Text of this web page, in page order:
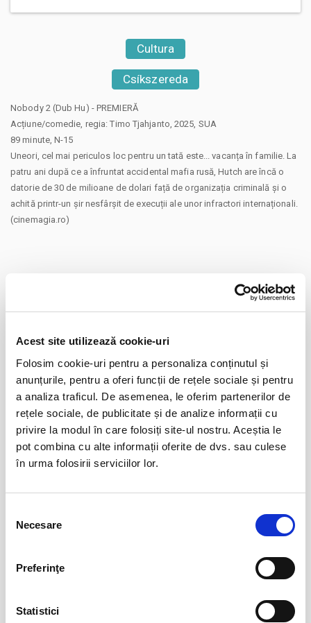
Acest site utilizează cookie-uri
Folosim cookie-uri pentru a personaliza conținutul și
anunțurile, pentru a oferi funcții de rețele sociale și pentru
a analiza traficul. De asemenea, le oferim partenerilor de
rețele sociale, de publicitate și de analize informații cu
privire la modul în care folosiți site-ul nostru. Aceștia le
pot combina cu alte informații oferite de dvs. sau culese
în urma folosirii serviciilor lor.
consimțământului
Necesare
Preferinţe
Statistici
Cultura
Csíkszereda
Nobody 2 (Dub Hu) - PREMIERĂ
Acțiune/comedie, regia: Timo Tjahjanto, 2025, SUA
89 minute, N-15
Uneori, cel mai periculos loc pentru un tată este... vacanța în familie. La
patru ani după ce a înfruntat accidental mafia rusă, Hutch are încă o
datorie de 30 de milioane de dolari față de organizația criminală și o
achită printr-un șir nesfârșit de execuții ale unor infractori internaționali.
(cinemagia.ro)
Evenimente similare
VIYAF VIRTUOSI - MARILE CONCERTE
PENTRU PIAN II
12
aug